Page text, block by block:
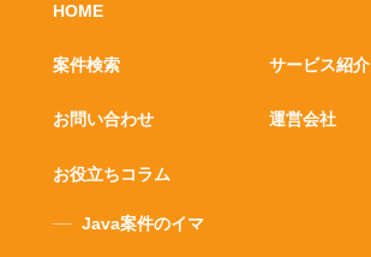
HOME
案件検索 サービス紹介
運営会社
お問い合わせ
お役立ちコラム
Java案件のイマ